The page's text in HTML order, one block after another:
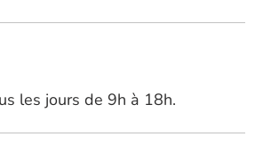
les jours de 9h à 18h.